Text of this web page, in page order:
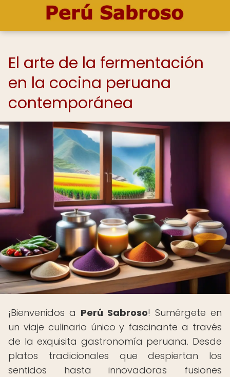
El arte de la fermentación
en la cocina peruana
contemporánea
¡Bienvenidos a Perú Sabroso! Sumérgete en
un viaje culinario único y fascinante a través
de la exquisita gastronomía peruana. Desde
platos tradicionales que despiertan los
sentidos hasta innovadoras fusiones